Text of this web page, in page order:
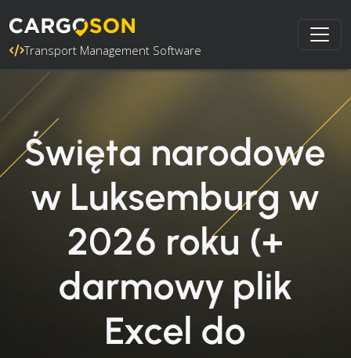
Transport Management Software
Święta narodowe
w Luksemburg w
2026 roku (+
darmowy plik
Excel do